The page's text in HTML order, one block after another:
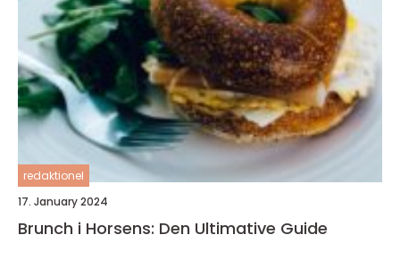
redaktionel
17. January 2024
Brunch i Horsens: Den Ultimative Guide